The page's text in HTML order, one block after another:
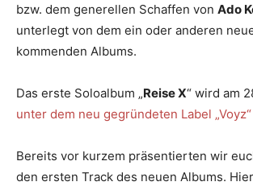
bzw. dem generellen Schaffen von Ado
unterlegt von dem ein oder anderen
kommenden Albums.
Das erste Soloalbum „Reise X“ wird am
unter dem neu gegründeten Label „Voyz“
Bereits vor kurzem präsentierten wir
den ersten Track des neuen Albums.